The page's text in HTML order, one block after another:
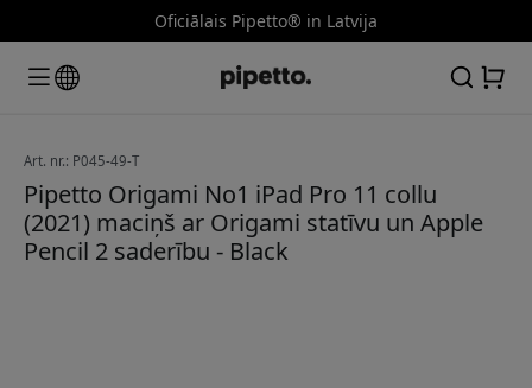
Oficiālais Pipetto® in Latvija
Art. nr.: P045-49-T
Pipetto Origami No1 iPad Pro 11 collu
(2021) maciņš ar Origami statīvu un Apple
Pencil 2 saderību - Black